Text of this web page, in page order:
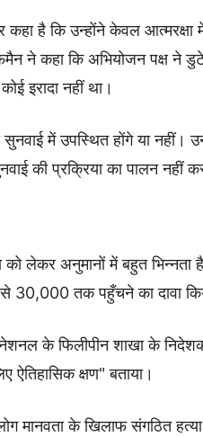
है कि उन्होंने केवल आत्मरक्षा में
ने कहा कि अभियोजन पक्ष ने
इरादा नहीं था।
में उपस्थित होंगे या नहीं।
की प्रक्रिया का पालन नहीं
को लेकर अनुमानों में बहुत
30,000 तक पहुँचने का दावा
के फिलीपीन शाखा के
ऐतिहासिक क्षण" बताया।
मानवता के खिलाफ संगठित